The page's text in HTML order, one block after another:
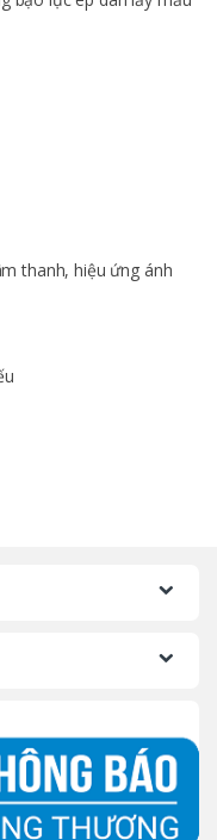
thanh, hiệu ứng ánh